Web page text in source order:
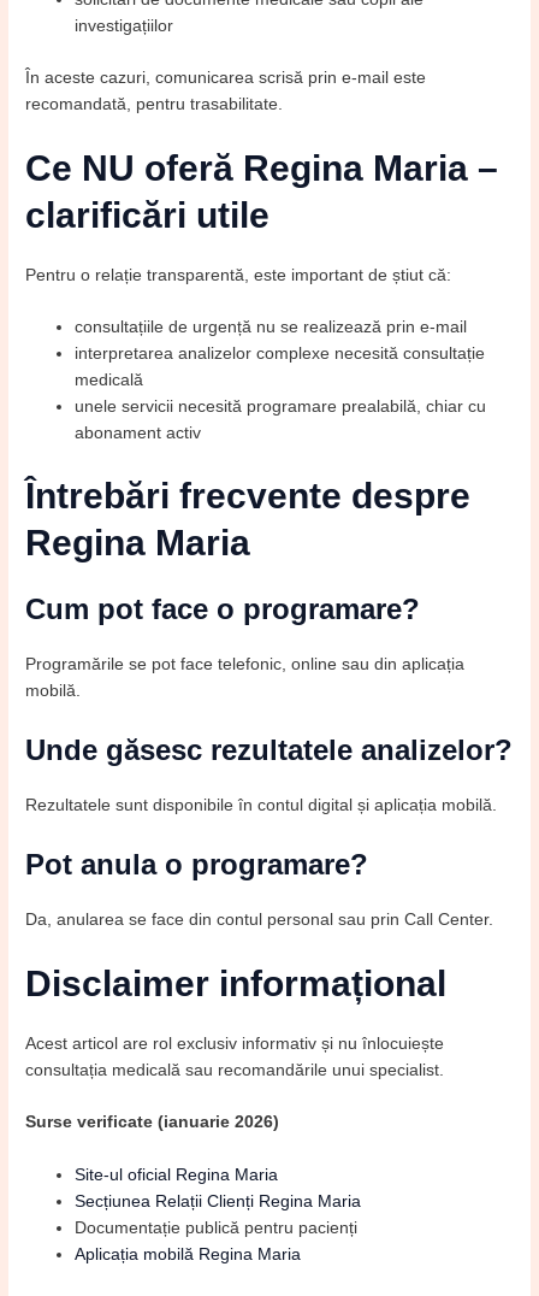
investigațiilor
În aceste cazuri, comunicarea scrisă prin e-mail este
recomandată, pentru trasabilitate.
Ce NU oferă Regina Maria –
clarificări utile
Pentru o relație transparentă, este important de știut că:
consultațiile de urgență nu se realizează prin e-mail
interpretarea analizelor complexe necesită consultație
medicală
unele servicii necesită programare prealabilă, chiar cu
abonament activ
Întrebări frecvente despre
Regina Maria
Cum pot face o programare?
Programările se pot face telefonic, online sau din aplicația
mobilă.
Unde găsesc rezultatele analizelor?
Rezultatele sunt disponibile în contul digital și aplicația mobilă.
Pot anula o programare?
Da, anularea se face din contul personal sau prin Call Center.
Disclaimer informațional
Acest articol are rol exclusiv informativ și nu înlocuiește
consultația medicală sau recomandările unui specialist.
Surse verificate (ianuarie 2026)
Site-ul oficial Regina Maria
Secțiunea Relații Clienți Regina Maria
Documentație publică pentru pacienți
Aplicația mobilă Regina Maria